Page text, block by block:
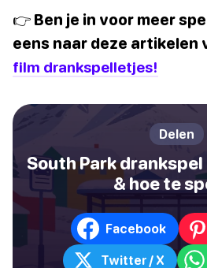
👉 Ben je in voor meer
eens naar deze artikelen
film drankspelletjes!
Delen
South Park
& hoe te
Facebook
Twitter / X